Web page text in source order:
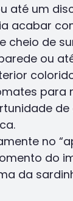
até um
acabar
cheio de
ou
no
do
da